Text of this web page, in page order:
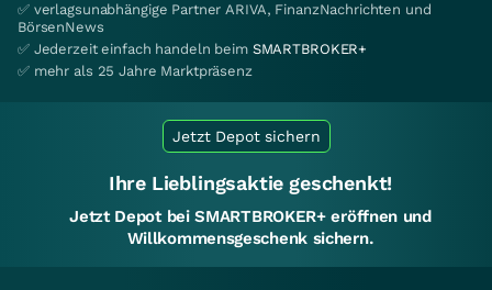
✅ verlagsunabhängige Partner ARIVA, FinanzNachrichten und
BörsenNews
✅ Jederzeit einfach handeln beim SMARTBROKER+
✅ mehr als 25 Jahre Marktpräsenz
Jetzt Depot sichern
Ihre Lieblingsaktie geschenkt!
Jetzt Depot bei SMARTBROKER+ eröffnen und
Willkommensgeschenk sichern.